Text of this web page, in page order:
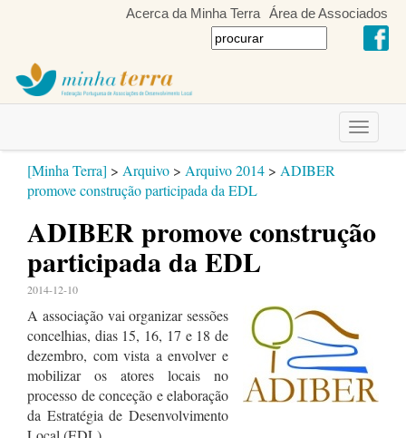
Acerca da Minha Terra Área de Associados
Toggle
[Minha Terra] > Arquivo > Arquivo 2014 > ADIBER
promove construção participada da EDL
ADIBER promove construção
participada da EDL
2014-12-10
A associação vai organizar sessões
concelhias, dias 15, 16, 17 e 18 de
dezembro, com vista a envolver e
mobilizar os atores locais no
processo de conceção e elaboração
da Estratégia de Desenvolvimento